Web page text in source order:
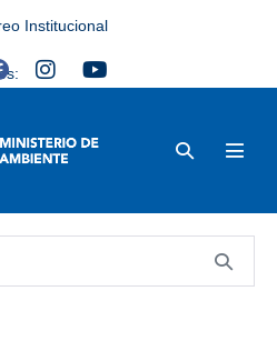
Institucional